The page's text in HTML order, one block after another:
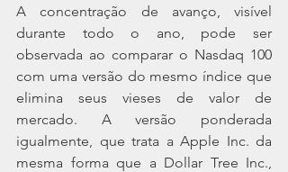
A concentração de avanço, visível
durante todo o ano, pode ser
observada ao comparar o Nasdaq 100
com uma versão do mesmo índice que
elimina seus vieses de valor de
mercado. A versão ponderada
igualmente, que trata a Apple Inc. da
mesma forma que a Dollar Tree Inc.,